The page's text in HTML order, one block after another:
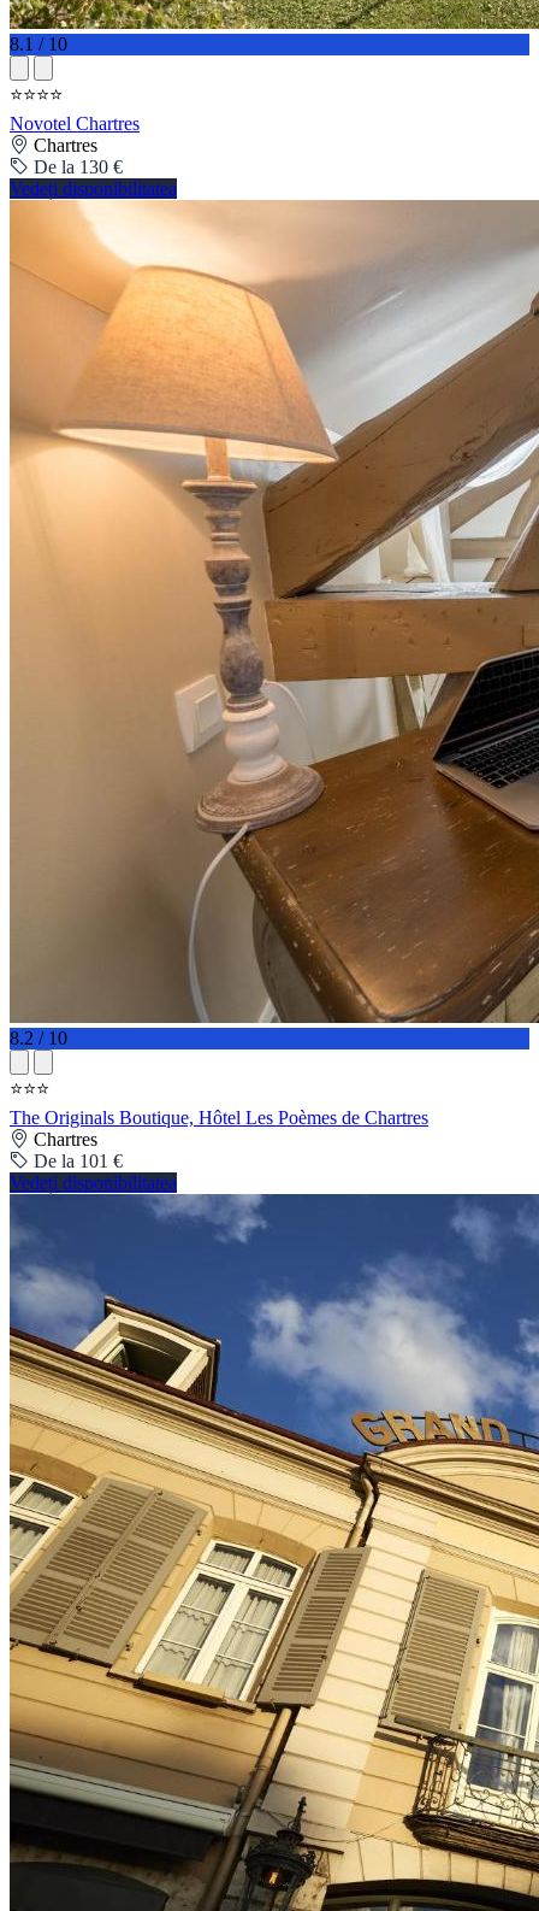
8.1 / 10
⭐⭐⭐⭐
Novotel Chartres
Chartres
De la 130 €
Vedeți disponibilitatea
8.2 / 10
⭐⭐⭐
The Originals Boutique, Hôtel Les Poèmes de Chartres
Chartres
De la 101 €
Vedeți disponibilitatea